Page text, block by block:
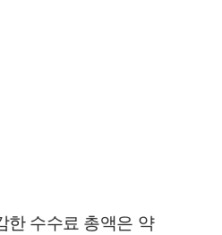
한 수수료 총액은 약